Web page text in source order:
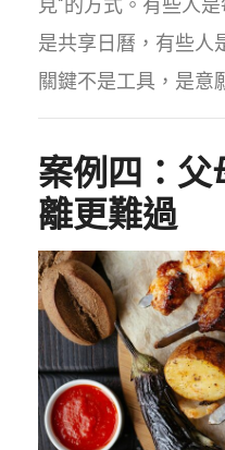
見"的方式。有些人
是共享日曆，有些人
關鍵不是工具，是意
案例四：
離更難過